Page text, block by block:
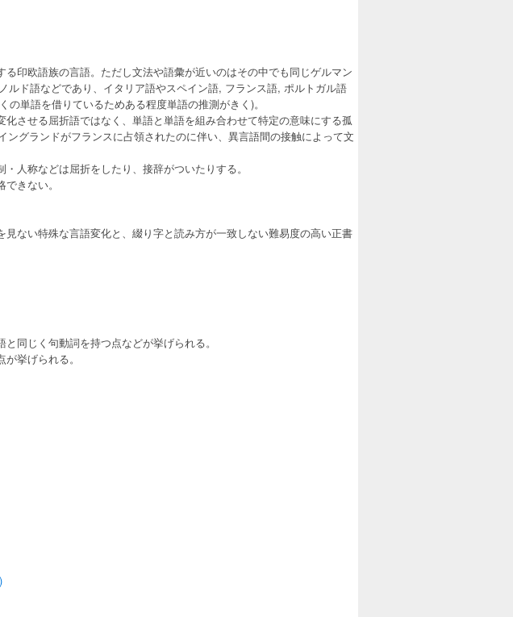
印欧語族の言語。ただし文法や語彙が近いのはその中でも同じゲルマン
ルド語などであり、イタリア語やスペイン語, フランス語, ポルトガル語
単語を借りているためある程度単語の推測がきく)。
させる屈折語ではなく、単語と単語を組み合わせて特定の意味にする孤
ングランドがフランスに占領されたのに伴い、異言語間の接触によって文
人称などは屈折をしたり、接辞がついたりする。
きない。
ない特殊な言語変化と、綴り字と読み方が一致しない難易度の高い正書
同じく句動詞を持つ点などが挙げられる。
挙げられる。